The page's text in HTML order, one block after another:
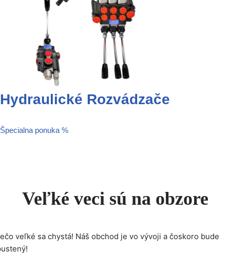
Hydraulické Rozvádzače
Špecialna ponuka %
Veľké veci sú na obzore
veľké sa chystá! Náš obchod je vo vývoji a čoskoro bude